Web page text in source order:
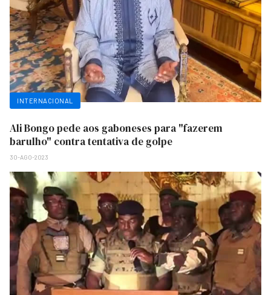
INTERNACIONAL
Ali Bongo pede aos gaboneses para "fazerem
barulho" contra tentativa de golpe
30-AGO-2023